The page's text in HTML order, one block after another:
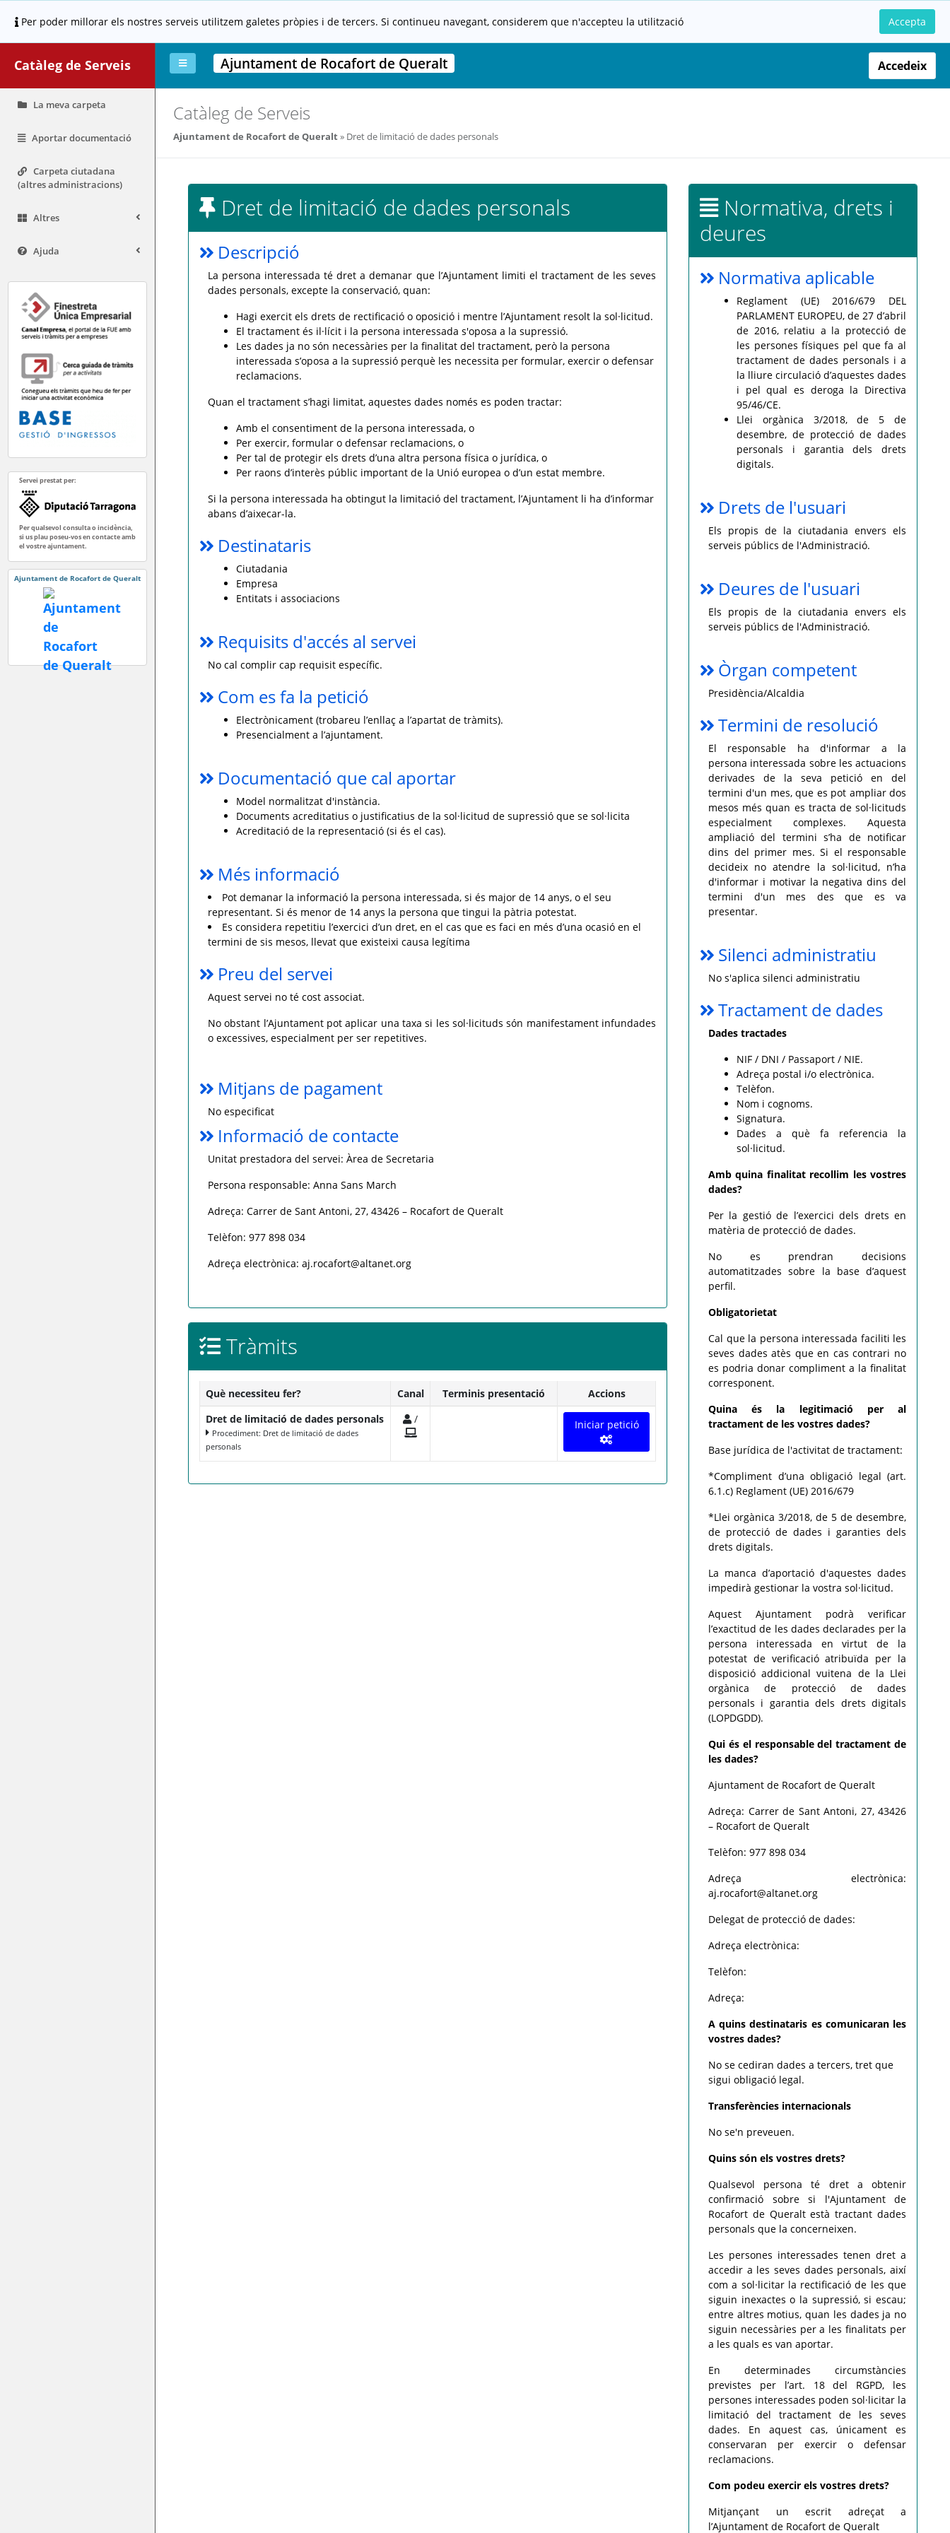
Per poder millorar els nostres serveis utilitzem galetes pròpies i de tercers. Si continueu navegant, considerem que n'accepteu la utilització Accepta
Catàleg de Serveis
La meva carpeta
Aportar documentació
Carpeta ciutadana
(altres administracions)
Altres
Ajuda
Servei prestat per:
Per qualsevol consulta o incidència,
si us plau poseu-vos en contacte amb
el vostre ajuntament.
Ajuntament de Rocafort de Queralt
Ajuntament de Rocafort de Queralt Accedeix
Catàleg de Serveis
Ajuntament de Rocafort de Queralt Dret de limitació de dades personals
Dret de limitació de dades personals
Descripció
La persona interessada té dret a demanar que l’Ajuntament limiti el tractament de les seves
dades personals, excepte la conservació, quan:
Hagi exercit els drets de rectificació o oposició i mentre l’Ajuntament resolt la sol·licitud.
El tractament és il·lícit i la persona interessada s'oposa a la supressió.
Les dades ja no són necessàries per la finalitat del tractament, però la persona
interessada s’oposa a la supressió perquè les necessita per formular, exercir o defensar
reclamacions.
Quan el tractament s’hagi limitat, aquestes dades només es poden tractar:
Amb el consentiment de la persona interessada, o
Per exercir, formular o defensar reclamacions, o
Per tal de protegir els drets d’una altra persona física o jurídica, o
Per raons d’interès públic important de la Unió europea o d’un estat membre.
Si la persona interessada ha obtingut la limitació del tractament, l’Ajuntament li ha d’informar
abans d’aixecar-la.
Destinataris
Ciutadania
Empresa
Entitats i associacions
Requisits d'accés al servei
No cal complir cap requisit específic.
Com es fa la petició
Electrònicament (trobareu l’enllaç a l’apartat de tràmits).
Presencialment a l’ajuntament.
Documentació que cal aportar
Model normalitzat d'instància.
Documents acreditatius o justificatius de la sol·licitud de supressió que se sol·licita
Acreditació de la representació (si és el cas).
Més informació
Pot demanar la informació la persona interessada, si és major de 14 anys, o el seu
representant. Si és menor de 14 anys la persona que tingui la pàtria potestat.
Es considera repetitiu l’exercici d’un dret, en el cas que es faci en més d’una ocasió en el
termini de sis mesos, llevat que existeixi causa legítima
Preu del servei
Aquest servei no té cost associat.
No obstant l’Ajuntament pot aplicar una taxa si les sol·licituds són manifestament infundades
o excessives, especialment per ser repetitives.
Mitjans de pagament
No especificat
Informació de contacte
Unitat prestadora del servei: Àrea de Secretaria
Persona responsable: Anna Sans March
Adreça: Carrer de Sant Antoni, 27, 43426 – Rocafort de Queralt
Telèfon: 977 898 034
Adreça electrònica: aj.rocafort@altanet.org
Tràmits
Què necessiteu fer? Canal Terminis presentació
Accions
Dret de limitació de dades personals
Procediment: Dret de limitació de dades
personals
/ Iniciar petició
Normativa, drets i
deures
Normativa aplicable
Reglament (UE) 2016/679 DEL
PARLAMENT EUROPEU, de 27 d’abril
de 2016, relatiu a la protecció de
les persones físiques pel que fa al
tractament de dades personals i a
la lliure circulació d’aquestes dades
i pel qual es deroga la Directiva
95/46/CE.
Llei orgànica 3/2018, de 5 de
desembre, de protecció de dades
personals i garantia dels drets
digitals.
Drets de l'usuari
Els propis de la ciutadania envers els
serveis públics de l'Administració.
Deures de l'usuari
Els propis de la ciutadania envers els
serveis públics de l'Administració.
Òrgan competent
Presidència/Alcaldia
Termini de resolució
El responsable ha d'informar a la
persona interessada sobre les actuacions
derivades de la seva petició en del
termini d'un mes, que es pot ampliar dos
mesos més quan es tracta de sol·licituds
especialment complexes. Aquesta
ampliació del termini s’ha de notificar
dins del primer mes. Si el responsable
decideix no atendre la sol·licitud, n’ha
d'informar i motivar la negativa dins del
termini d'un mes des que es va
presentar.
Silenci administratiu
No s'aplica silenci administratiu
Tractament de dades
Dades tractades
NIF / DNI / Passaport / NIE.
Adreça postal i/o electrònica.
Telèfon.
Nom i cognoms.
Signatura.
Dades a què fa referencia la
sol·licitud.
Amb quina finalitat recollim les vostres
dades?
Per la gestió de l’exercici dels drets en
matèria de protecció de dades.
No es prendran decisions
automatitzades sobre la base d’aquest
perfil.
Obligatorietat
Cal que la persona interessada faciliti les
seves dades atès que en cas contrari no
es podria donar compliment a la finalitat
corresponent.
Quina és la legitimació per al
tractament de les vostres dades?
Base jurídica de l'activitat de tractament:
*Compliment d’una obligació legal (art.
6.1.c) Reglament (UE) 2016/679
*Llei orgànica 3/2018, de 5 de desembre,
de protecció de dades i garanties dels
drets digitals.
La manca d’aportació d'aquestes dades
impedirà gestionar la vostra sol·licitud.
Aquest Ajuntament podrà verificar
l’exactitud de les dades declarades per la
persona interessada en virtut de la
potestat de verificació atribuïda per la
disposició addicional vuitena de la Llei
orgànica de protecció de dades
personals i garantia dels drets digitals
(LOPDGDD).
Qui és el responsable del tractament de
les dades?
Ajuntament de Rocafort de Queralt
Adreça: Carrer de Sant Antoni, 27, 43426
– Rocafort de Queralt
Telèfon: 977 898 034
Adreça electrònica:
aj.rocafort@altanet.org
Delegat de protecció de dades:
Adreça electrònica:
Telèfon:
Adreça:
A quins destinataris es comunicaran les
vostres dades?
No se cediran dades a tercers, tret que
sigui obligació legal.
Transferències internacionals
No se'n preveuen.
Quins són els vostres drets?
Qualsevol persona té dret a obtenir
confirmació sobre si l'Ajuntament de
Rocafort de Queralt està tractant dades
personals que la concerneixen.
Les persones interessades tenen dret a
accedir a les seves dades personals, així
com a sol·licitar la rectificació de les que
siguin inexactes o la supressió, si escau;
entre altres motius, quan les dades ja no
siguin necessàries per a les finalitats per
a les quals es van aportar.
En determinades circumstàncies
previstes per l’art. 18 del RGPD, les
persones interessades poden sol·licitar la
limitació del tractament de les seves
dades. En aquest cas, únicament es
conservaran per exercir o defensar
reclamacions.
Com podeu exercir els vostres drets?
Mitjançant un escrit adreçat a
l’Ajuntament de Rocafort de Queralt